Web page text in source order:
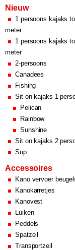
Nieuw
1 persoons kajaks
meter
1 persoons kajaks
meter
2-persoons
Canadees
Fishing
Sit on kajaks 1
Pelican
Rainbow
Sunshine
Sit on kajaks 2
Sup
Accessoires
Kano vervoer
Kanokarretjes
Kanovest
Luiken
Peddels
Spatzeil
Transportzeil